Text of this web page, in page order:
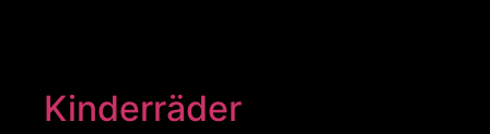
Kinderräder